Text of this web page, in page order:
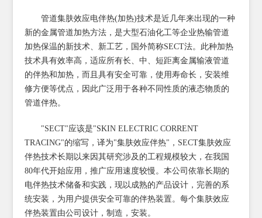
管道集肤效应电伴热(加热)技术是近几年来出现的一种
新的金属管道加热方法，是大型石油化工等企业热输管道
加热保温的新技术、新工艺，国外简称SECT法。此种加热
技术具有效率高，适应所有长、中、短距离金属输液管道
的伴热和加热，而且具有安全可靠，使用寿命长，安装维
修方便等优点，因此广泛用于各种不同性质的液态物质的
管道伴热。
"SECT"应该是"SKIN ELECTRIC CORRENT
TRACING"的缩写，译为"集肤效应伴热"，SECT集肤效应
伴热技术长期以来因其研究涉及的工程规模较大，在我国
80年代开始应用，推广应用速度较慢。本公司依靠长期的
电伴热技术储备和实践，现以成熟的产品设计，完善的系
统安装，为用户提供安全可靠的伴热装置。每个集肤效应
伴热装置由公司设计，制造，安装。